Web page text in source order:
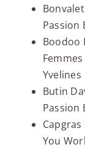
Passion
Boodoo
Yvelines
Butin
Passion
Capgras
You